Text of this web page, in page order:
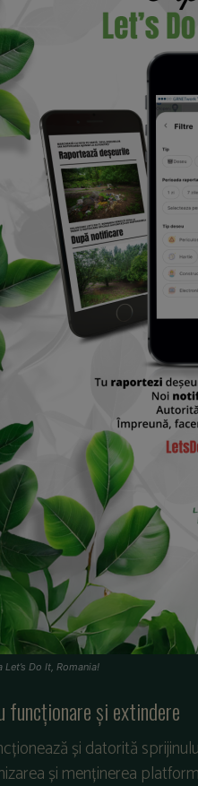
Let’s Do It, Romania!
funcționareșiextindere
șidatorită
șimenținerea